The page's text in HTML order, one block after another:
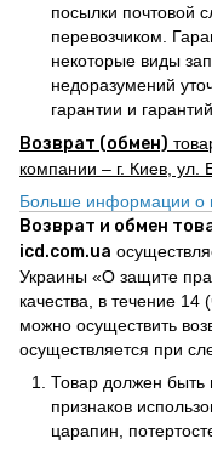
посылки почтовой
перевозчиком.
некоторые виды
недоразумений
гарантии и
Возврат (обмен)
компании – г. Киев, ул.
Больше информации о
Возврат и обмен
icd.com.ua
Украины «О защите
качества, в течение
можно осуществить
осуществляется при
Товар должен быть
признаков
царапин,